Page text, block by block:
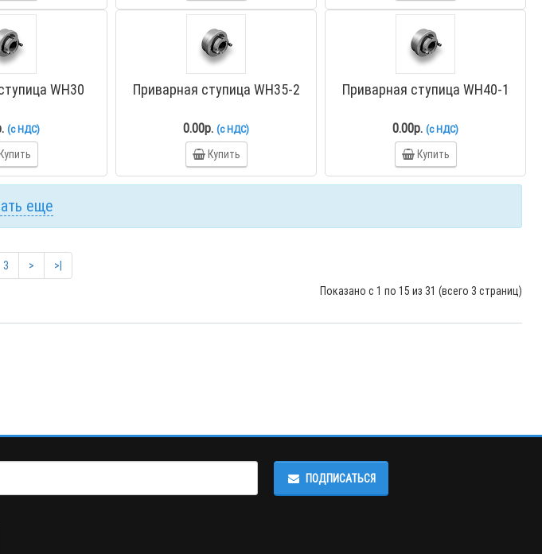
WH30
(с НДС)
Приварная ступица WH35-2
0.00р.(с НДС)
Купить
Приварная ступица WH40-1
0.00р.(с НДС)
Купить
еще
3 >
>|
Показано с 1 по 15 из 31 (всего 3 страниц)
ПОДПИСАТЬСЯ